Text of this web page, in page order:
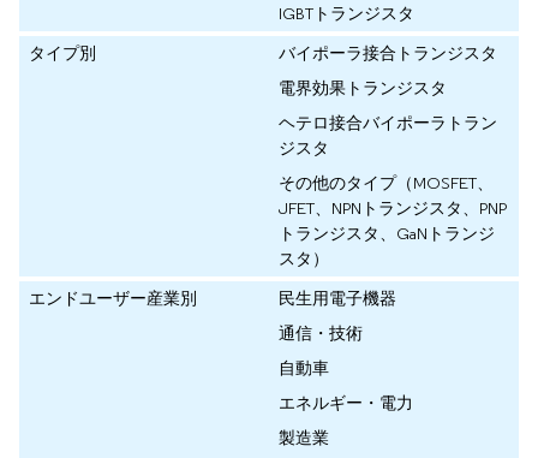
IGBTトランジスタ
タイプ別
バイポーラ接合トランジスタ
電界効果トランジスタ
ヘテロ接合バイポーラトラン
ジスタ
その他のタイプ（MOSFET、
JFET、NPNトランジスタ、PNP
トランジスタ、GaNトランジ
スタ）
エンドユーザー産業別
民生用電子機器
通信・技術
自動車
エネルギー・電力
製造業